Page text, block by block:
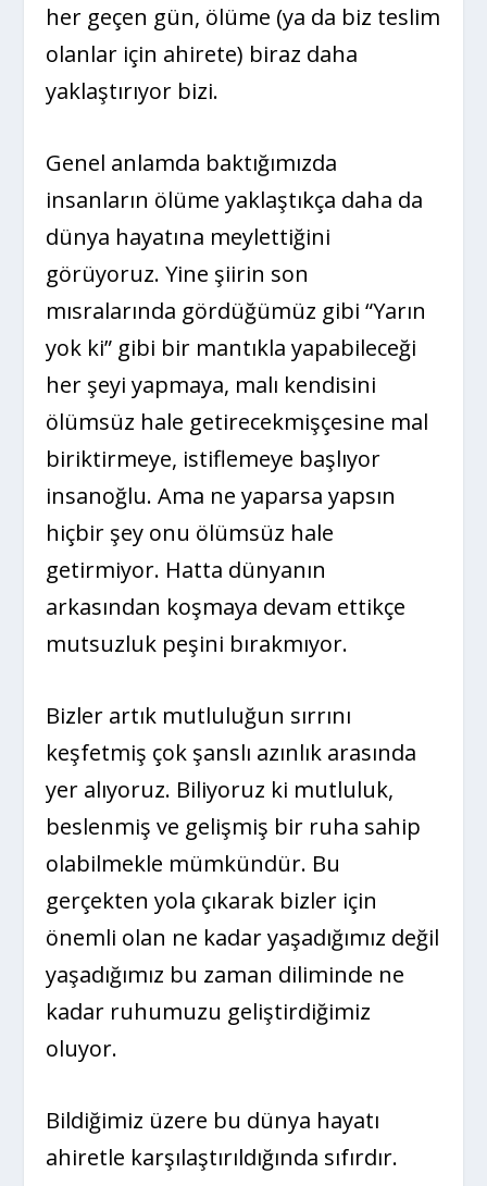
her geçen gün, ölüme (ya da biz teslim
olanlar için ahirete) biraz daha
yaklaştırıyor bizi.
Genel anlamda baktığımızda
insanların ölüme yaklaştıkça daha da
dünya hayatına meylettiğini
görüyoruz. Yine şiirin son
mısralarında gördüğümüz gibi “Yarın
yok ki” gibi bir mantıkla yapabileceği
her şeyi yapmaya, malı kendisini
ölümsüz hale getirecekmişçesine mal
biriktirmeye, istiflemeye başlıyor
insanoğlu. Ama ne yaparsa yapsın
hiçbir şey onu ölümsüz hale
getirmiyor. Hatta dünyanın
arkasından koşmaya devam ettikçe
mutsuzluk peşini bırakmıyor.
Bizler artık mutluluğun sırrını
keşfetmiş çok şanslı azınlık arasında
yer alıyoruz. Biliyoruz ki mutluluk,
beslenmiş ve gelişmiş bir ruha sahip
olabilmekle mümkündür. Bu
gerçekten yola çıkarak bizler için
önemli olan ne kadar yaşadığımız değil
yaşadığımız bu zaman diliminde ne
kadar ruhumuzu geliştirdiğimiz
oluyor.
Bildiğimiz üzere bu dünya hayatı
ahiretle karşılaştırıldığında sıfırdır.